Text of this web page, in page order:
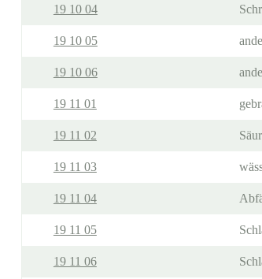
19 10 04
19 10 05
19 10 06
19 11 01
19 11 02
19 11 03
19 11 04
19 11 05
19 11 06